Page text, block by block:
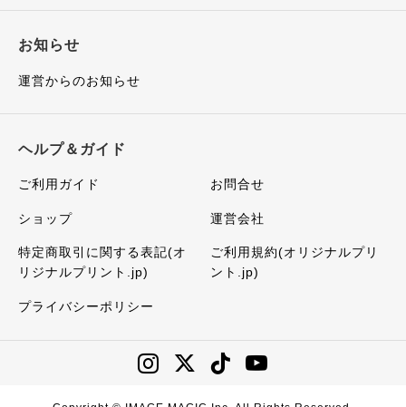
お知らせ
運営からのお知らせ
ヘルプ＆ガイド
ご利用ガイド お問合せ
ショップ 運営会社
特定商取引に関する表記(オ
リジナルプリント.jp)
ご利用規約(オリジナルプリ
ント.jp)
プライバシーポリシー